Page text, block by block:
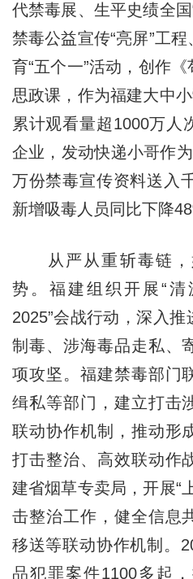
代禁毒展、生平史绩全
禁毒公益宣传“亮屏”工
育“五个一”活动，创作
思政课，作为福建大中小
累计观看量超1000万人
企业，发动快递小哥作
万份禁毒宣传资料送入
新增吸毒人员同比下降
从严从重斩毒链，
势。福建组织开展“清
2025”会战行动，深入
制毒、涉海毒品走私、
项攻坚。福建禁毒部门
缉私等部门，建立打击
联动协作机制，推动形
打击整治、高效联动作
建省烟草专卖局，开展“
击整治工作，健全信息
移送等联动协作机制。
品犯罪案件1100多起